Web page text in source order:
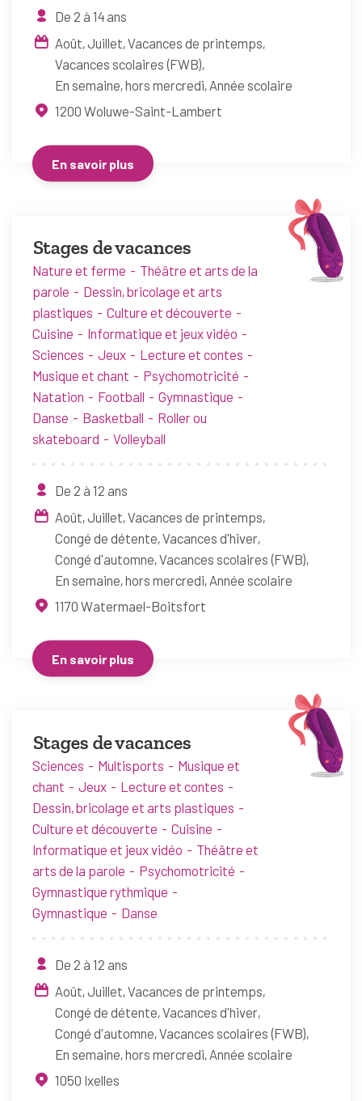
De 2 à 14 ans
Août Juillet Vacances de printemps
Vacances scolaires (FWB)
En semaine, hors mercredi Année scolaire
1200 Woluwe-Saint-Lambert
En savoir plus
Stages de vacances
Nature et ferme
Théâtre et arts de la
parole
Dessin, bricolage et arts
plastiques
Culture et découverte
Cuisine
Informatique et jeux vidéo
Sciences
Jeux
Lecture et contes
Musique et chant
Psychomotricité
Natation
Football
Gymnastique
Danse
Basketball
Roller ou
skateboard
Volleyball
De 2 à 12 ans
Août Juillet Vacances de printemps
Congé de détente Vacances d'hiver
Congé d'automne Vacances scolaires (FWB)
En semaine, hors mercredi Année scolaire
1170 Watermael-Boitsfort
En savoir plus
Stages de vacances
Sciences Multisports
Musique et
chant
Jeux
Lecture et contes
Dessin, bricolage et arts plastiques
Culture et découverte
Cuisine
Informatique et jeux vidéo
Théâtre et
arts de la parole
Psychomotricité
Gymnastique rythmique
Gymnastique
Danse
De 2 à 12 ans
Août Juillet Vacances de printemps
Congé de détente Vacances d'hiver
Congé d'automne Vacances scolaires (FWB)
En semaine, hors mercredi Année scolaire
1050 Ixelles